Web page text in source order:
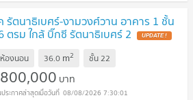
ตนาธิเบศร์-งามวงศ์วาน อาคาร 1 ชั้น
รม ใกล้ บิ๊กซี รัตนาธิเบศร์ 2
องนอน 36.0 m2 ชั้น22
บาท
08/08/2026 7:30:01